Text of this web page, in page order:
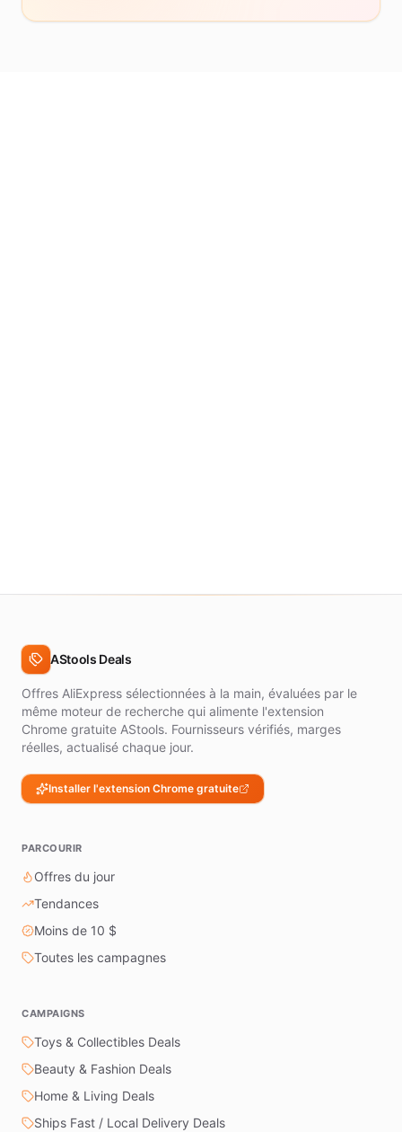
AStools Deals
Offres AliExpress sélectionnées à la main, évaluées par le
même moteur de recherche qui alimente l'extension
Chrome gratuite AStools. Fournisseurs vérifiés, marges
réelles, actualisé chaque jour.
Installer l'extension Chrome gratuite
PARCOURIR
Offres du jour
Tendances
Moins de 10 $
Toutes les campagnes
CAMPAIGNS
Toys & Collectibles Deals
Beauty & Fashion Deals
Home & Living Deals
Ships Fast / Local Delivery Deals